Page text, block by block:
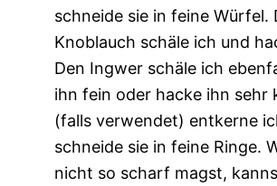
schneide sie in feine Würfel.
Knoblauch schäle ich und
Den Ingwer schäle ich
ihn fein oder hacke ihn sehr
(falls verwendet) entkerne
schneide sie in feine Ringe.
nicht so scharf magst,